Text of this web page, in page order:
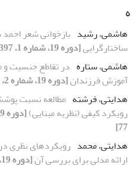
ه
هاشمی، رشید بازخوانی شعر
ساختارگرایی[دوره 19، شماره 1، 1397، صفحه 68-90]
هاشمی، ستاره در تقاطع جنسیت و
آموزش فرزندان[دوره 19، شماره 2، 1397، صفحه 36-66]
هدایتی، فرشته مطالعه نسبت
رویکرد کیفی (نظریه مبنایی)
77]
هدایتی، محمد رویکردهای نظری
ارائه مدلی برای بررسی آن[دوره 19، شماره 2، 1397، صفحه 3-35]